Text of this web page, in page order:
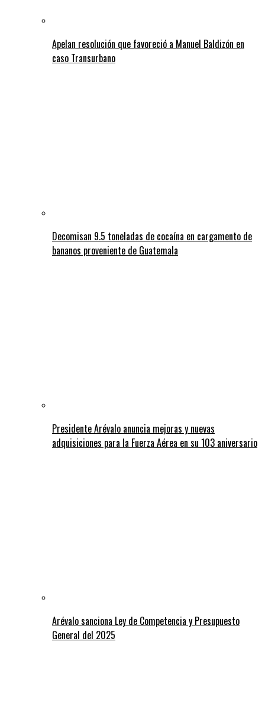
Apelan resolución que favoreció a Manuel Baldizón en
caso Transurbano
Decomisan 9.5 toneladas de cocaína en cargamento de
bananos proveniente de Guatemala
Presidente Arévalo anuncia mejoras y nuevas
adquisiciones para la Fuerza Aérea en su 103 aniversario
Arévalo sanciona Ley de Competencia y Presupuesto
General del 2025